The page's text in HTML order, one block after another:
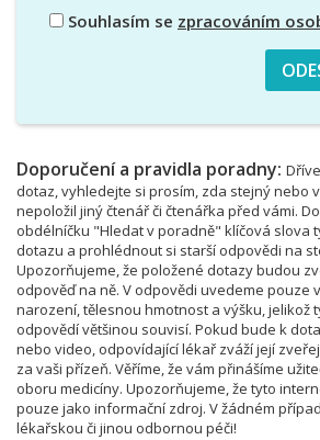
Souhlasím se zpracováním
Doporučení a pravidla poradny:
dotaz, vyhledejte si prosím, zda stejný nebo
nepoložil jiný čtenář či čtenářka před vámi.
obdélníčku "Hledat v poradně" klíčová slova
dotazu a prohlédnout si starší odpovědi na
Upozorňujeme, že položené dotazy budou
odpověď na ně. V odpovědi uvedeme pouze
narození, tělesnou hmotnost a výšku, jelikož
odpovědí většinou souvisí. Pokud bude k
nebo video, odpovídající lékař zváží její
za vaši přízeň. Věříme, že vám přinášíme
oboru medicíny. Upozorňujeme, že tyto
pouze jako informační zdroj. V žádném
lékařskou či jinou odbornou péči!